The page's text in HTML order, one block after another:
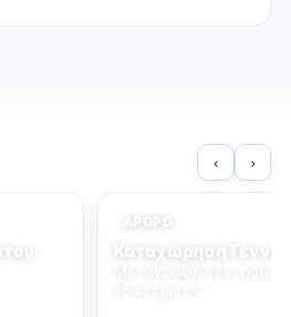
‹ ›
ΆΡΘΡΟ
Καταχώρηση